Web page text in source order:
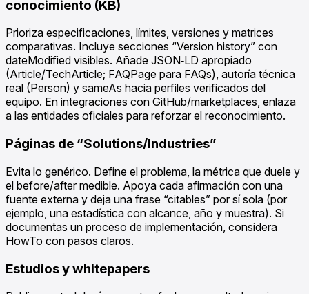
conocimiento (KB)
Prioriza especificaciones, límites, versiones y matrices
comparativas. Incluye secciones “Version history” con
dateModified visibles. Añade JSON‑LD apropiado
(Article/TechArticle; FAQPage para FAQs), autoría técnica
real (Person) y sameAs hacia perfiles verificados del
equipo. En integraciones con GitHub/marketplaces, enlaza
a las entidades oficiales para reforzar el reconocimiento.
Páginas de “Solutions/Industries”
Evita lo genérico. Define el problema, la métrica que duele y
el before/after medible. Apoya cada afirmación con una
fuente externa y deja una frase “citables” por sí sola (por
ejemplo, una estadística con alcance, año y muestra). Si
documentas un proceso de implementación, considera
HowTo con pasos claros.
Estudios y whitepapers